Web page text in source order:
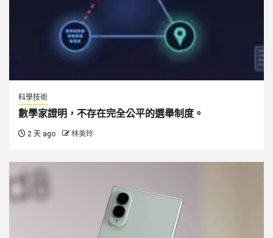
科學技術
數學家證明，不存在完全公平的選舉制度。
2 天 ago 林美玲